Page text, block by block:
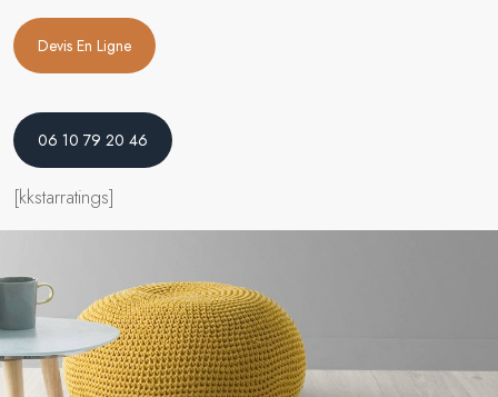
Devis En Ligne
06 10 79 20 46
[kkstarratings]